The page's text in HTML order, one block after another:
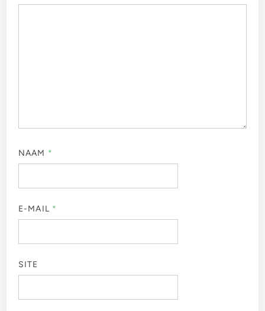
NAAM *
E-MAIL *
SITE